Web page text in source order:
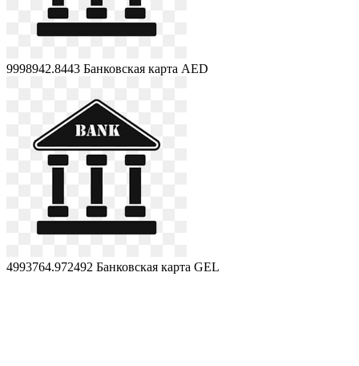
9998942.8443 Банковская карта AED
4993764.972492 Банковская карта GEL